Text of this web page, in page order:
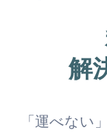
解
「運べない